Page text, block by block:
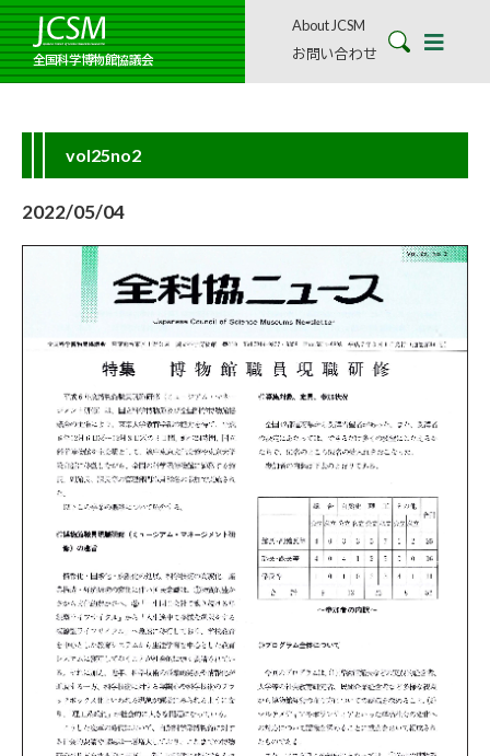
全国科学博物館協議会
About JCSM
お問い合わせ
vol25no2
2022/05/04